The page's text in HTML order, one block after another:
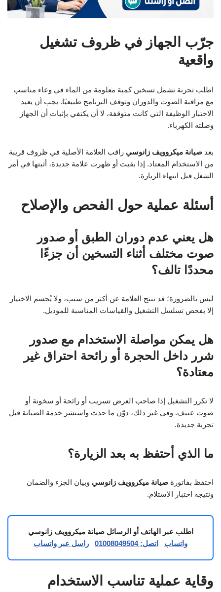
جرّب الجهاز في ظروف تشغيل
واقعية
اطلب تجربة تشمل تسخين كمية معلومة من الماء في وعاء مناسب
مع مراقبة الصوت والدوران وتوقف البرنامج طبيعيًا. يجب أن يعيد
الاختبار الوظيفة التي كانت متوقفة، لا أن يكتفي بإثبات أن الجهاز
وصلته الكهرباء.
بعد صيانة ميكروويف زانوسي راقب العلامة الأصلية في ظروف قريبة
من الاستخدام المعتاد. إذا بقيت أو ظهرت علامة جديدة، أثبتها في أمر
الشغل قبل انتهاء الزيارة.
أسئلة عملية حول الفحص والإصلاح
هل يعني عدم دوران الطبق أو صدور
صوت مختلف أثناء التسخين أن جزءًا
محددًا تالف؟
ليس بالضرورة؛ قد تنتج العلامة عن أكثر من سبب، ولا يُحسم الاختيار
إلا بفحص تسلسل التشغيل والقياسات المناسبة للموديل.
هل يمكن مواصلة الاستخدام مع صدور
شرر داخل الحجرة أو رائحة احتراق غير
معتادة؟
لا تكرر التشغيل إذا صاحب العرض تسريب أو رائحة أو سخونة أو
صوت عنيف. وفي غير ذلك، دوّن ما حدث واستشر خدمة الصيانة قبل
تجربة جديدة.
ما الذي أحتفظ به بعد الزيارة؟
احتفظ بفاتورة صيانة ميكروويف زانوسي وبيان الجزء والضمان
ونتيجة اختبار الاستلام.
اطلب عبر الهاتف أو الرسائل صيانة ميكروويف زانوسي
واتساب
اتصل: 01008049504 راسل عبر واتساب
وقاية عملية تناسب الاستخدام